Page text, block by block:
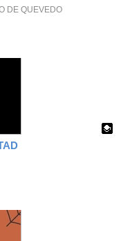
DE QUEVEDO